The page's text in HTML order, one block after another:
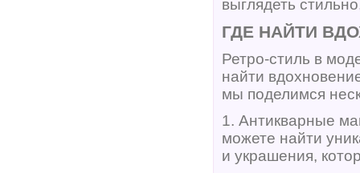
выглядеть
ГДЕ НАЙТИ
Ретро-стиль в
найти
мы поделимся
1. Антикварные
можете найти
и украшения,